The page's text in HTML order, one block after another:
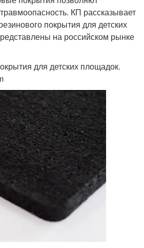
КП рассказывает
покрытия для детских
на российском рынке
для детских площадок.